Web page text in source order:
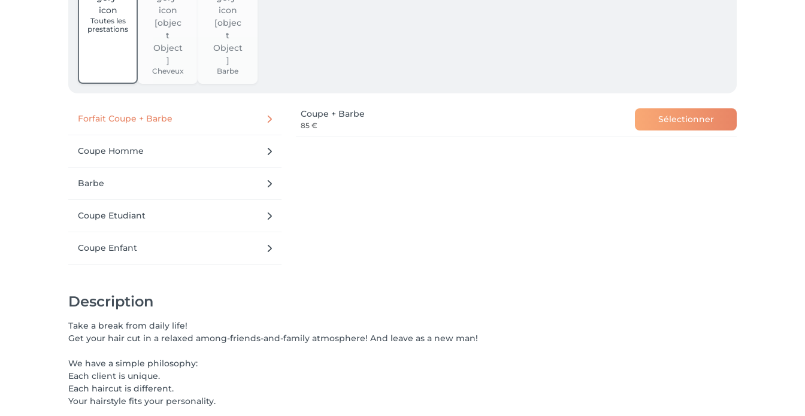
Toutes les
prestations
Cheveux Barbe
Forfait Coupe + Barbe
Coupe Homme
Barbe
Coupe Etudiant
Coupe Enfant
Coupe + Barbe
85 €
Sélectionner
Description
Take a break from daily life!
Get your hair cut in a relaxed among-friends-and-family atmosphere! And leave as a new man!
We have a simple philosophy:
Each client is unique.
Each haircut is different.
Your hairstyle fits your personality.